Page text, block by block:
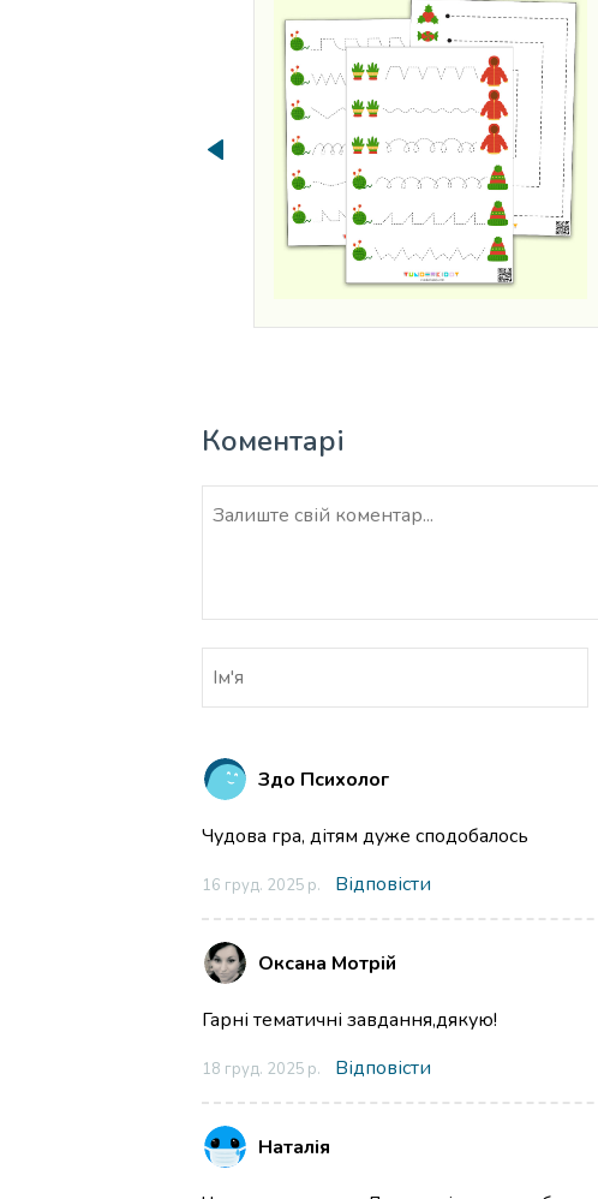
Коментарі
Здо Психолог
Чудова гра, дітям дуже сподобалось
16 груд. 2025 р. Відповісти
Оксана Мотрій
Гарні тематичні завдання,дякую!
18 груд. 2025 р. Відповісти
Наталія